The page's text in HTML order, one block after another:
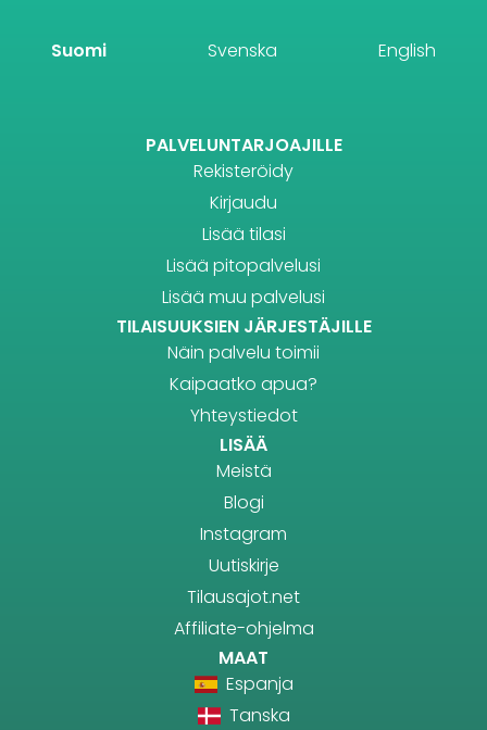
Suomi Svenska English
PALVELUNTARJOAJILLE
Rekisteröidy
Kirjaudu
Lisää tilasi
Lisää pitopalvelusi
Lisää muu palvelusi
TILAISUUKSIEN JÄRJESTÄJILLE
Näin palvelu toimii
Kaipaatko apua?
Yhteystiedot
LISÄÄ
Meistä
Blogi
Instagram
Uutiskirje
Tilausajot.net
Affiliate-ohjelma
MAAT
Espanja
Tanska